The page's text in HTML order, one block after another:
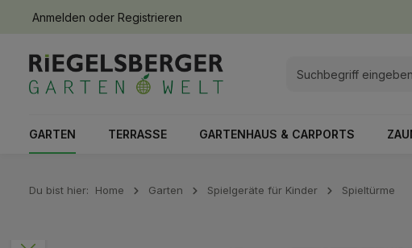
Zur Hauptnavigation springen
Anmelden oder Registrieren
GARTEN TERRASSE GARTENHAUS & CARPORTS
Du bist hier: Home Garten Spielgeräte für Kinder Spieltürme